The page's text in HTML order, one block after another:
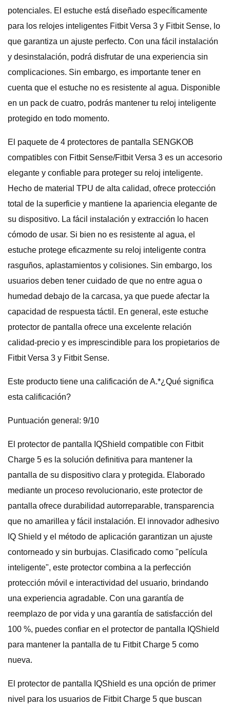
potenciales. El estuche está diseñado específicamente
para los relojes inteligentes Fitbit Versa 3 y Fitbit Sense, lo
que garantiza un ajuste perfecto. Con una fácil instalación
y desinstalación, podrá disfrutar de una experiencia sin
complicaciones. Sin embargo, es importante tener en
cuenta que el estuche no es resistente al agua. Disponible
en un pack de cuatro, podrás mantener tu reloj inteligente
protegido en todo momento.
El paquete de 4 protectores de pantalla SENGKOB
compatibles con Fitbit Sense/Fitbit Versa 3 es un accesorio
elegante y confiable para proteger su reloj inteligente.
Hecho de material TPU de alta calidad, ofrece protección
total de la superficie y mantiene la apariencia elegante de
su dispositivo. La fácil instalación y extracción lo hacen
cómodo de usar. Si bien no es resistente al agua, el
estuche protege eficazmente su reloj inteligente contra
rasguños, aplastamientos y colisiones. Sin embargo, los
usuarios deben tener cuidado de que no entre agua o
humedad debajo de la carcasa, ya que puede afectar la
capacidad de respuesta táctil. En general, este estuche
protector de pantalla ofrece una excelente relación
calidad-precio y es imprescindible para los propietarios de
Fitbit Versa 3 y Fitbit Sense.
Este producto tiene una calificación de A.*¿Qué significa
esta calificación?
Puntuación general: 9/10
El protector de pantalla IQShield compatible con Fitbit
Charge 5 es la solución definitiva para mantener la
pantalla de su dispositivo clara y protegida. Elaborado
mediante un proceso revolucionario, este protector de
pantalla ofrece durabilidad autorreparable, transparencia
que no amarillea y fácil instalación. El innovador adhesivo
IQ Shield y el método de aplicación garantizan un ajuste
contorneado y sin burbujas. Clasificado como "película
inteligente", este protector combina a la perfección
protección móvil e interactividad del usuario, brindando
una experiencia agradable. Con una garantía de
reemplazo de por vida y una garantía de satisfacción del
100 %, puedes confiar en el protector de pantalla IQShield
para mantener la pantalla de tu Fitbit Charge 5 como
nueva.
El protector de pantalla IQShield es una opción de primer
nivel para los usuarios de Fitbit Charge 5 que buscan